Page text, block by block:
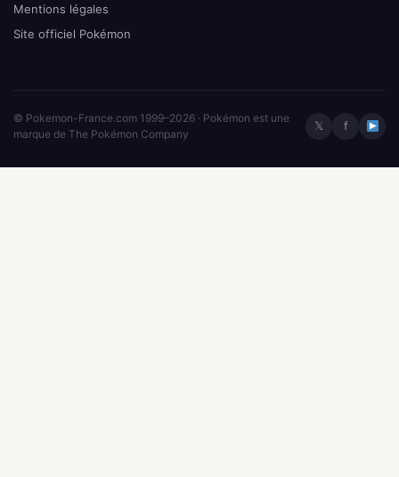
Mentions légales
Site officiel Pokémon
© Pokemon-France.com 1999–2026 · Pokémon est une
marque de The Pokémon Company
𝕏 f